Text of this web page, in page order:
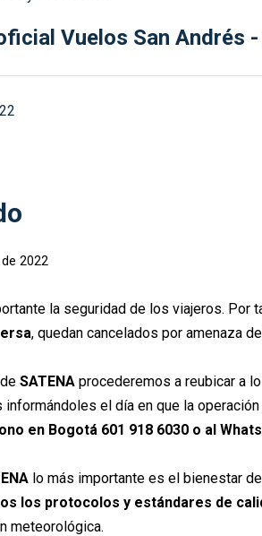
Vuelos San Andrés
2022
la seguridad de los viajeros. Por
, quedan cancelados por amenaza
SATENA procederemos a reubicar a
el día en que la
en Bogotá 601 918 6030 o al
lo más importante es el bienestar
los protocolos y estándares de
meteorológica.